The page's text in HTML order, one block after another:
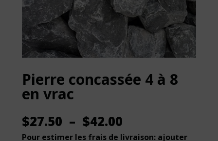
Pierre concassée 4 à 8
en vrac
$27.50 – $42.00Plage
de
Pour estimer les frais de livraison: ajouter